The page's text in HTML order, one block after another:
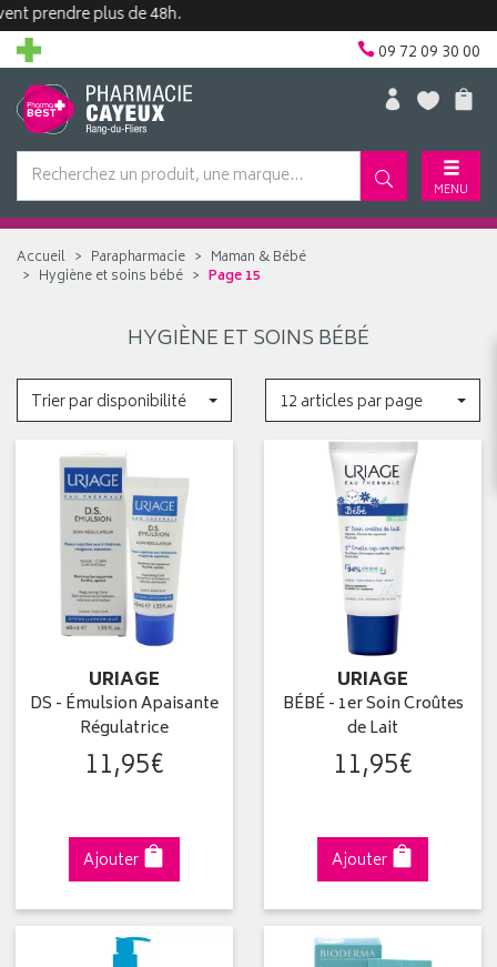
plus de 48h.
09 72 09 30 00
MENU
Accueil Parapharmacie
Maman & Bébé
Hygiène et soins bébé
Page 15
HYGIÈNE ET SOINS BÉBÉ
Trier par disponibilité 12 articles par page
URIAGE
DS - Émulsion Apaisante
Régulatrice
11,95€
Ajouter
URIAGE
BÉBÉ - 1er Soin Croûtes
de Lait
11,95€
Ajouter